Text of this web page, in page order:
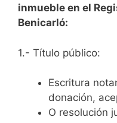
inmueble en el
Benicarló:
1.- Título público:
Escritura
donación,
O resolución